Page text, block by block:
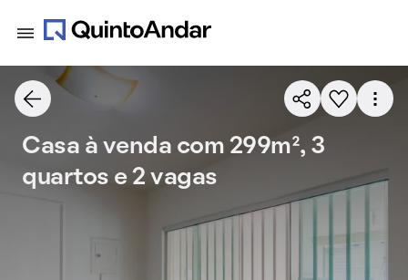
Casa à venda com 299m², 3
quartos e 2 vagas